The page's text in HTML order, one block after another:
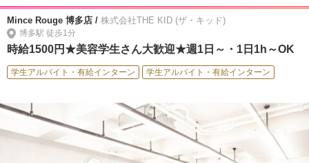
Mince Rouge 博多店 / 株式会社THE KID (ザ・キッド)
博多駅 徒歩1分
時給1500円★美容学生さん大歓迎★週1日～・1日1h～OK
学生アルバイト・有給インターン 学生アルバイト・有給インターン